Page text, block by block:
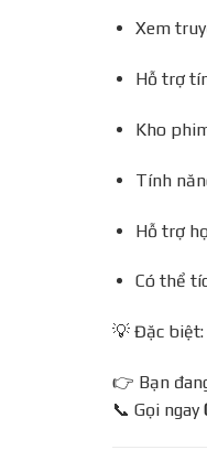
Xem
Hỗ trợ
Kho
Tính
Hỗ trợ
Có thể
💡 Đặc biệt:
👉 Bạn
📞 Gọi ngay